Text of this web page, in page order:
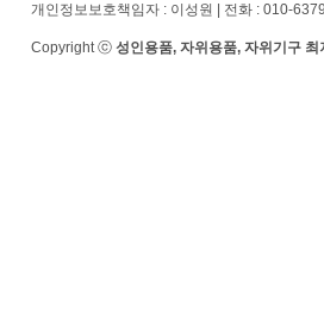
개인정보보호책임자 : 이성원 | 전화 : 010-
Copyright ⓒ 성인용품, 자위용품, 자위기구